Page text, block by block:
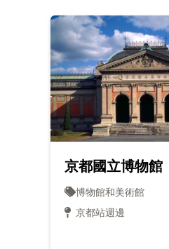
京都國立博物館
博物館和美術館
京都站週邊